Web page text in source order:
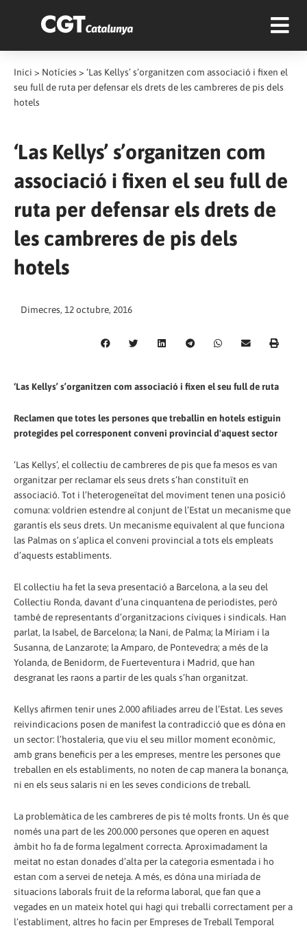
Inici > Notícies > ‘Las Kellys’ s’organitzen com associació i fixen el
seu full de ruta per defensar els drets de les cambreres de pis dels
hotels
‘Las Kellys’ s’organitzen com
associació i fixen el seu full de
ruta per defensar els drets de
les cambreres de pis dels
hotels
Dimecres, 12 octubre, 2016
‘Las Kellys’ s’organitzen com associació i fixen el seu full de ruta
Reclamen que totes les persones que treballin en hotels estiguin
protegides pel corresponent conveni provincial d'aquest sector
‘Las Kellys’, el col·lectiu de cambreres de pis que fa mesos es van
organitzar per reclamar els seus drets s’han constituït en
associació. Tot i l’heterogeneïtat del moviment tenen una posició
comuna: voldrien estendre al conjunt de l’Estat un mecanisme que
garantís els seus drets. Un mecanisme equivalent al que funciona
las Palmas on s’aplica el conveni provincial a tots els empleats
d’aquests establiments.
El col·lectiu ha fet la seva presentació a Barcelona, a la seu del
Col·lectiu Ronda, davant d’una cinquantena de periodistes, però
també de representants d’organitzacions cíviques i sindicals. Han
parlat, la Isabel, de Barcelona; la Nani, de Palma; la Míriam i la
Susanna, de Lanzarote; la Amparo, de Pontevedra; a més de la
Yolanda, de Benidorm, de Fuerteventura i Madrid, que han
desgranat les raons a partir de les quals s’han organitzat.
Kellys afirmen tenir unes 2.000 afiliades arreu de l’Estat. Les seves
reivindicacions posen de manifest la contradicció que es dóna en
un sector: l’hostaleria, que viu el seu millor moment econòmic,
amb grans beneficis per a les empreses, mentre les persones que
treballen en els establiments, no noten de cap manera la bonança,
ni en els seus salaris ni en les seves condicions de treball.
La problemàtica de les cambreres de pis té molts fronts. Un és que
només una part de les 200.000 persones que operen en aquest
àmbit ho fa de forma legalment correcta. Aproximadament la
meitat no estan donades d’alta per la categoria esmentada i ho
estan com a servei de neteja. A més, es dóna una miríada de
situacions laborals fruit de la reforma laboral, que fan que a
vegades en un mateix hotel qui hagi qui treballi correctament per a
l’establiment, altres ho facin per Empreses de Treball Temporal